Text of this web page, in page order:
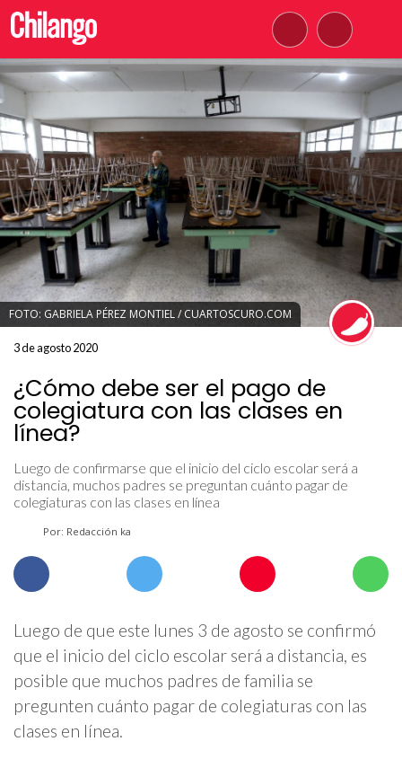
FOTO: GABRIELA PÉREZ MONTIEL / CUARTOSCURO.COM
3 de agosto 2020
¿Cómo debe ser el pago de
colegiatura con las clases en
línea?
Luego de confirmarse que el inicio del ciclo escolar será a
distancia, muchos padres se preguntan cuánto pagar de
colegiaturas con las clases en línea
Por: Redacción ka
Luego de que este lunes 3 de agosto se confirmó
que el inicio del ciclo escolar será a distancia, es
posible que muchos padres de familia se
pregunten cuánto pagar de colegiaturas con las
clases en línea.